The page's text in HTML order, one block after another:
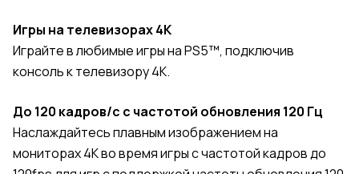
Игры на телевизорах 4K
Играйте в любимые игры на PS5™, подключив
консоль к телевизору 4K.
До 120 кадров/с с частотой обновления 120 Гц
Наслаждайтесь плавным изображением на
мониторах 4K во время игры с частотой кадров до